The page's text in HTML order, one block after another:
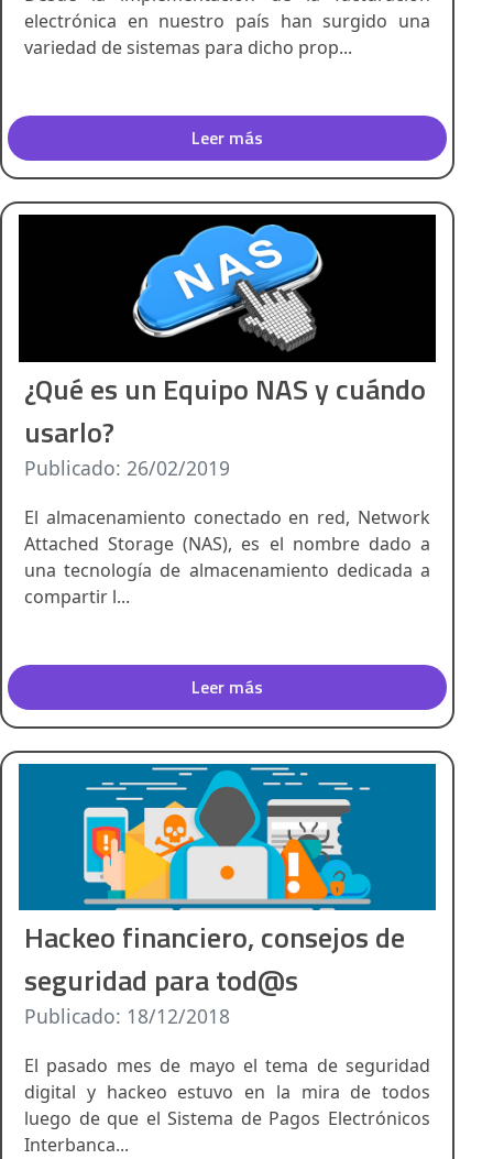
electrónica en nuestro país han surgido una
variedad de sistemas para dicho prop...
Leer más
¿Qué es un Equipo NAS y cuándo
usarlo?
Publicado: 26/02/2019
El almacenamiento conectado en red, Network
Attached Storage (NAS), es el nombre dado a
una tecnología de almacenamiento dedicada a
compartir l...
Leer más
Hackeo financiero, consejos de
seguridad para tod@s
Publicado: 18/12/2018
El pasado mes de mayo el tema de seguridad
digital y hackeo estuvo en la mira de todos
luego de que el Sistema de Pagos Electrónicos
Interbanca...